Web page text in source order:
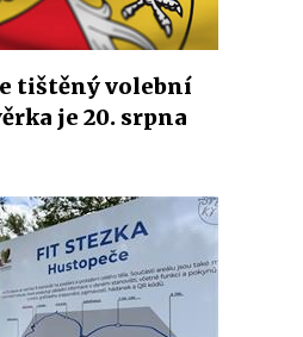
tištěný volební
je 20. srpna